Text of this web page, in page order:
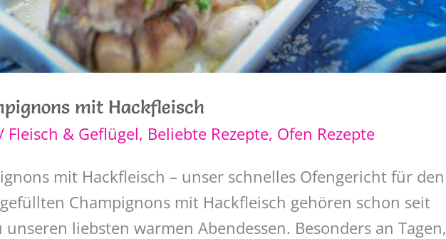
mit Hackfleisch
Fleisch & Geflügel, Beliebte Rezepte, Ofen Rezepte
mit Hackfleisch – unser schnelles Ofengericht für den
Champignons mit Hackfleisch gehören schon seit
unseren liebsten warmen Abendessen. Besonders an Tagen,